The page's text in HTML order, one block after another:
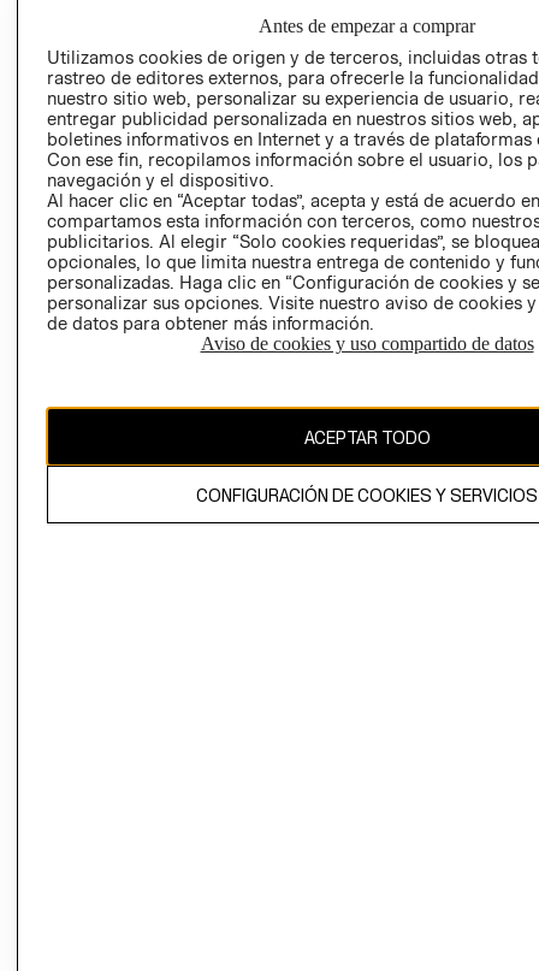
PROGRAMA DE
Y ÉTICA (INGLÉS)
COMERCIO - SIC
PETICIONES
QUEJAS Y
RECLAMOS
Colombia ($)
CAMBIAR REGIÓN
El contenido de esta página web está protegido por copyright y es
Antes de empezar a comprar
Utilizamos cookies de origen y de terceros, incluidas otras
rastreo de editores externos, para ofrecerle la
nuestro sitio web, personalizar su experiencia de usuario,
entregar publicidad personalizada en nuestros sitios web,
boletines informativos en Internet y a través de plataformas
Con ese fin, recopilamos información sobre el usuario, los
navegación y el dispositivo.
Al hacer clic en “Aceptar todas”, acepta y está de acuerdo
compartamos esta información con terceros, como
publicitarios. Al elegir “Solo cookies requeridas”, se
opcionales, lo que limita nuestra entrega de contenido y
personalizadas. Haga clic en “Configuración de cookies y
personalizar sus opciones. Visite nuestro aviso de cookies
de datos para obtener más información.
Aviso de cookies y uso compartido de datos
ACEPTAR TODO
CONFIGURACIÓN DE COOKIES Y SERVICIOS